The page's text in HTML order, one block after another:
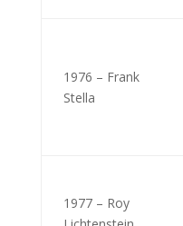
1976 – Frank
Stella
1977 – Roy